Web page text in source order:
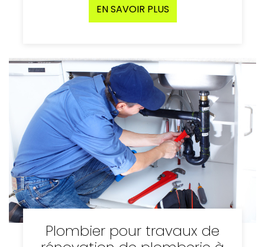
EN SAVOIR PLUS
Plombier pour travaux de